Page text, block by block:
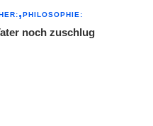
PHILOSOPHIE:
noch zuschlug